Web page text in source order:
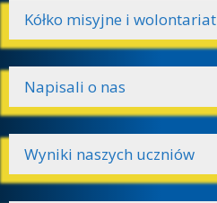
Kółko misyjne i wolontariat
Napisali o nas
Wyniki naszych uczniów